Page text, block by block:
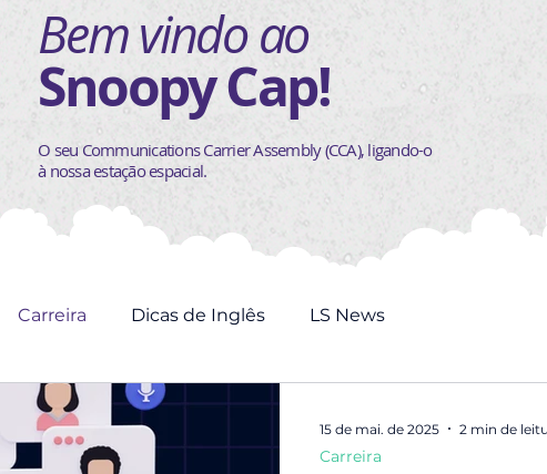
Bem vindo ao
Snoopy Cap!
O seu Communications Carrier Assembly (CCA), ligando-o
à nossa estação espacial.
Carreira Dicas de Inglês LS News
Carreira
15 de mai. de 2025 2 min de